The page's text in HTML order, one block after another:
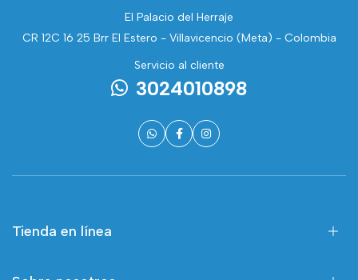
El Palacio del Herraje
CR 12C 16 25 Brr El Estero - Villavicencio (Meta) - Colombia
Servicio al cliente
3024010898
Tienda en línea